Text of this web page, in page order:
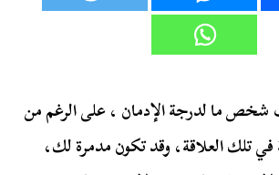
ما لدرجة الإدمان ، على الرغم من
تلك العلاقة، وقد تكون مدمرة لك،